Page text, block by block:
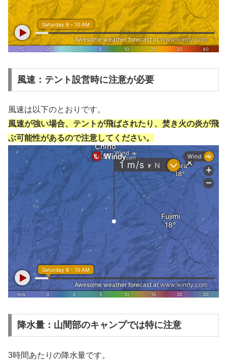
風速：テント設営時に注意が必要
風速は以下のとおりです。
風速が強い場合、テントが飛ばされたり、焚き火の炎が飛
ぶ可能性があるので注意してください。
降水量：山間部のキャンプでは特に注意
3時間あたりの降水量です。